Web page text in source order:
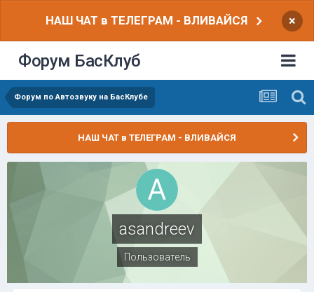
НАШ ЧАТ в ТЕЛЕГРАМ - ВЛИВАЙСЯ ×
Форум БасКлуб
Форум по Автозвуку на БасКлубе
НАШ ЧАТ в ТЕЛЕГРАМ - ВЛИВАЙСЯ
asandreev
Пользователь